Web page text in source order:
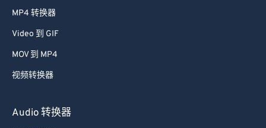
MP4 转换器
Video 到 GIF
MOV 到 MP4
视频转换器
Audio 转换器